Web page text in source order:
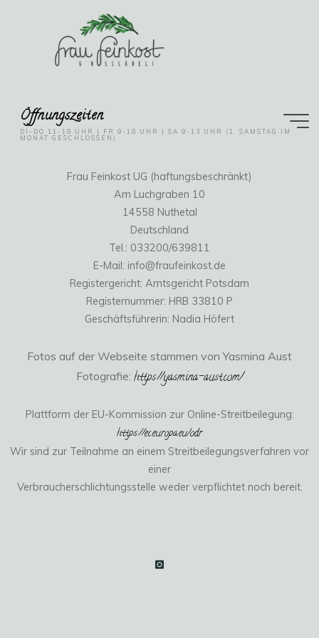
Öffnungszeiten
DI-DO 11-18 UHR | FR 9-18 UHR | SA 9-13 UHR (1. SAMSTAG IM
MONAT GESCHLOSSEN)
Impressum
Frau Feinkost UG (haftungsbeschränkt)
Am Luchgraben 10
14558 Nuthetal
Deutschland
Tel.: 033200/639811‬
E-Mail: info@fraufeinkost.de
Registergericht: Amtsgericht Potsdam
Registernummer: HRB 33810 P
Geschäftsführerin: Nadia Höfert
Fotos auf der Webseite stammen von Yasmina Aust
Fotografie: https://yasmina-aust.com/
Plattform der EU-Kommission zur Online-Streitbeilegung:
https://ec.europa.eu/odr
Wir sind zur Teilnahme an einem Streitbeilegungsverfahren vor
einer
Verbraucherschlichtungsstelle weder verpflichtet noch bereit.